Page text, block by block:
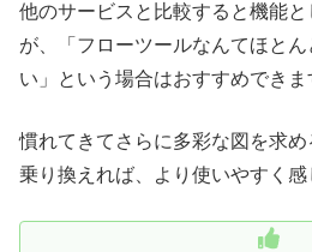
他のサービスと比較すると機能
が、「フローツールなんてほと
い」という場合はおすすめできま
慣れてきてさらに多彩な図を求め
乗り換えれば、より使いやすく感